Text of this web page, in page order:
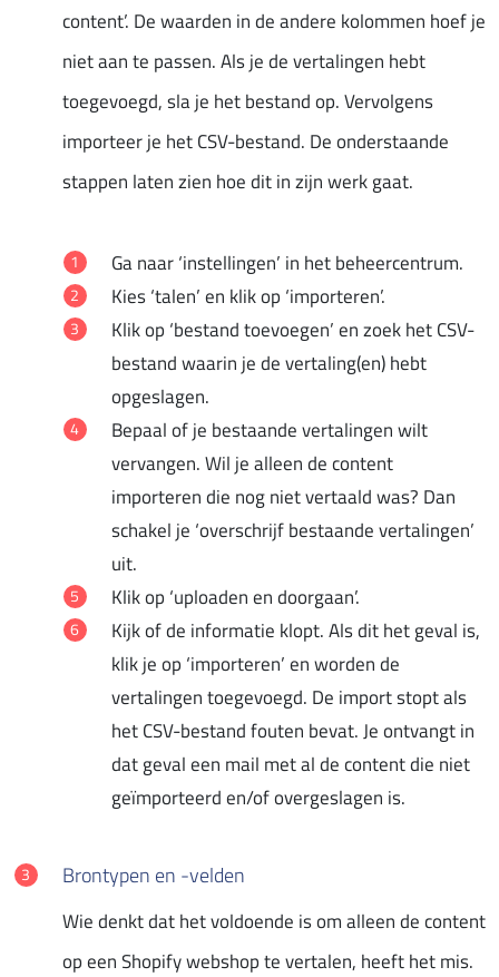
content’. De waarden in de andere kolommen hoef je
niet aan te passen. Als je de vertalingen hebt
toegevoegd, sla je het bestand op. Vervolgens
importeer je het CSV-bestand. De onderstaande
stappen laten zien hoe dit in zijn werk gaat.
Ga naar ‘instellingen’ in het beheercentrum.
Kies ‘talen’ en klik op ‘importeren’.
Klik op ‘bestand toevoegen’ en zoek het CSV-
bestand waarin je de vertaling(en) hebt
opgeslagen.
Bepaal of je bestaande vertalingen wilt
vervangen. Wil je alleen de content
importeren die nog niet vertaald was? Dan
schakel je ‘overschrijf bestaande vertalingen’
uit.
Klik op ‘uploaden en doorgaan’.
Kijk of de informatie klopt. Als dit het geval is,
klik je op ‘importeren’ en worden de
vertalingen toegevoegd. De import stopt als
het CSV-bestand fouten bevat. Je ontvangt in
dat geval een mail met al de content die niet
geïmporteerd en/of overgeslagen is.
Brontypen en -velden
Wie denkt dat het voldoende is om alleen de content
op een Shopify webshop te vertalen, heeft het mis.